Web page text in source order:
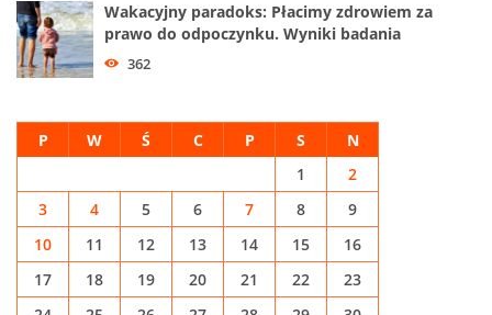
Wakacyjny paradoks: Płacimy zdrowiem za
prawo do odpoczynku. Wyniki badania
362
P W Ś C P S N
1
2
3
4 5 6 7 8
9
10
11 12 13 14 15
16
17
18 19 20 21 22
23